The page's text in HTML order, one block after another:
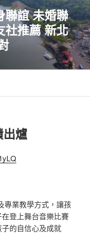
聯誼 未婚聯
社推薦 新北
爐
專業教學方式，讓孩
登上舞台音樂比賽
的自信心及成就